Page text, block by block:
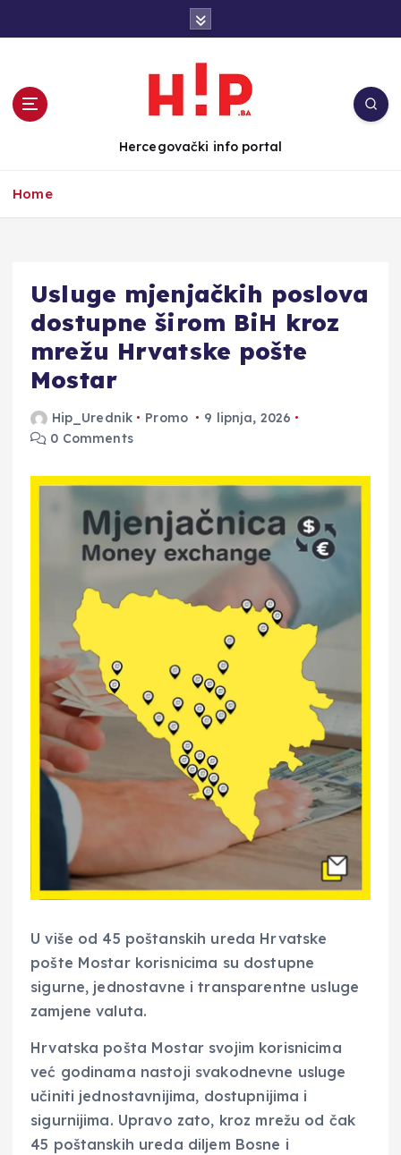
e
Hercegovački info portal
Home
Usluge mjenjačkih poslova
dostupne širom BiH kroz
mrežu Hrvatske pošte
Mostar
Hip_Urednik Promo
9 lipnja, 2026
0 Comments
U više od 45 poštanskih ureda Hrvatske
pošte Mostar korisnicima su dostupne
sigurne, jednostavne i transparentne usluge
zamjene valuta.
Hrvatska pošta Mostar svojim korisnicima
već godinama nastoji svakodnevne usluge
učiniti jednostavnijima, dostupnijima i
sigurnijima. Upravo zato, kroz mrežu od čak
45 poštanskih ureda diljem Bosne i